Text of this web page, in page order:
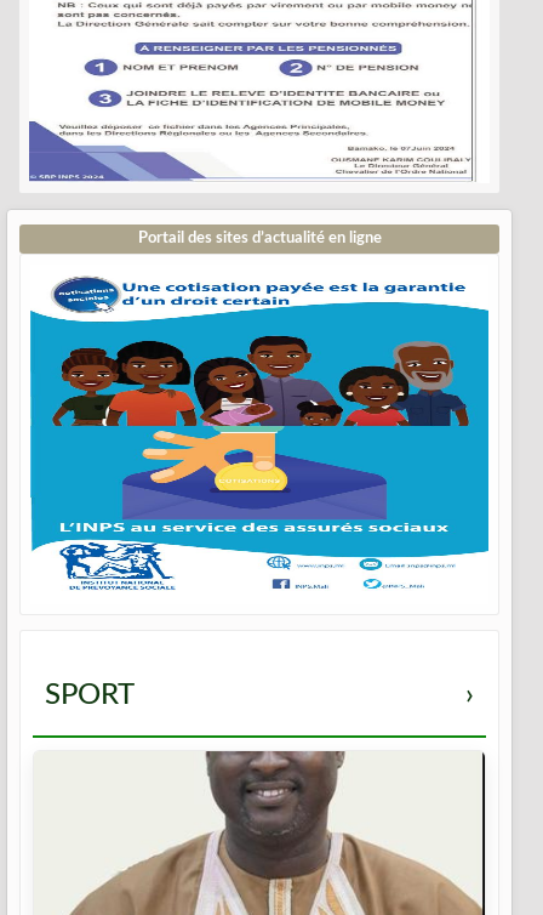
Portail des sites d’actualité en ligne
SPORT ›